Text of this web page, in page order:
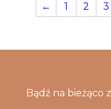
← 1 2 3
Bądź na bieżąco